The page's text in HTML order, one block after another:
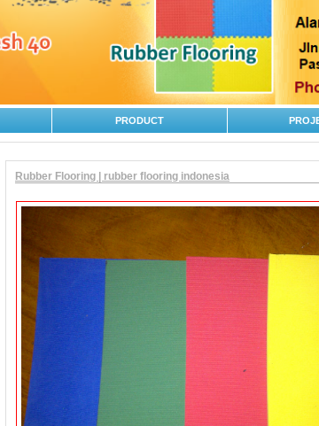
PRODUCT
Rubber Flooring | rubber flooring indonesia